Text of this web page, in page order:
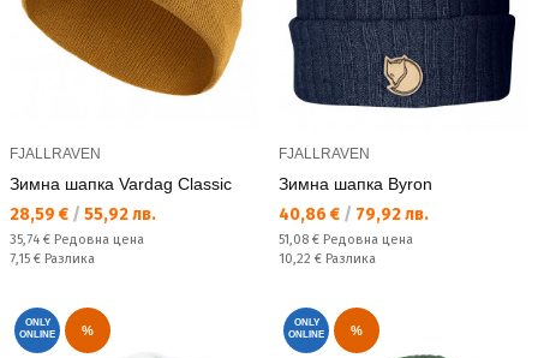
FJALLRAVEN
Зимна шапка Vardag Classic
Текуща цена:
28,59 € / 55,92 лв.
Редовна цена:
35,74 € Редовна цена
Спестявате:
7,15 € Разлика
FJALLRAVEN
Зимна шапка Byron
Текуща цена:
40,86 € / 79,92 лв.
Редовна цена:
51,08 € Редовна цена
Спестявате:
10,22 € Разлика
ONLY
ONLINE
%
ONLY
ONLINE
%